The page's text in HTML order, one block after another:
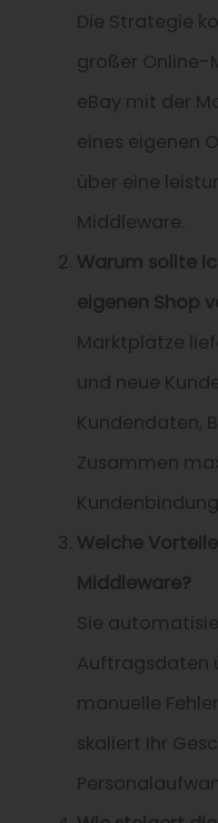
Die Strategie
großer Online-
eBay mit der
eines eigenen
über eine
Middleware.
Warum sollte
eigenen Shop
Marktplätze
und neue
Kundendaten,
Zusammen
Kundenbindung.
Welche
Middleware?
Sie
Auftragsdaten
manuelle
skaliert Ihr